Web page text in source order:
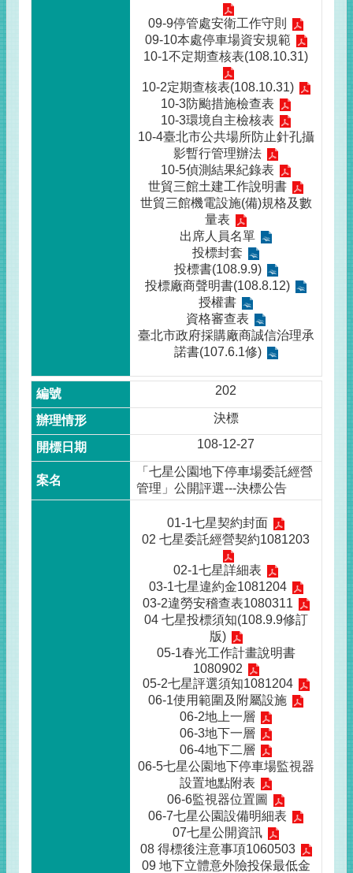
09-9停管處安衛工作守則
09-10本處停車場資安規範
10-1不定期查核表(108.10.31)
10-2定期查核表(108.10.31)
10-3防颱措施檢查表
10-3環境自主檢核表
10-4臺北市公共場所防止針孔攝
影暫行管理辦法
10-5偵測結果紀錄表
世貿三館土建工作說明書
世貿三館機電設施(備)規格及數
量表
出席人員名單
投標封套
投標書(108.9.9)
投標廠商聲明書(108.8.12)
授權書
資格審查表
臺北市政府採購廠商誠信治理承
諾書(107.6.1修)
202
決標
108-12-27
「七星公園地下停車場委託經營
管理」公開評選---決標公告
01-1七星契約封面
02 七星委託經營契約1081203
02-1七星詳細表
03-1七星違約金1081204
03-2違勞安稽查表1080311
04 七星投標須知(108.9.9修訂
版)
05-1春光工作計畫說明書
1080902
05-2七星評選須知1081204
06-1使用範圍及附屬設施
06-2地上一層
06-3地下一層
06-4地下二層
06-5七星公園地下停車場監視器
設置地點附表
06-6監視器位置圖
06-7七星公園設備明細表
07七星公開資訊
08 得標後注意事項1060503
09 地下立體意外險投保最低金